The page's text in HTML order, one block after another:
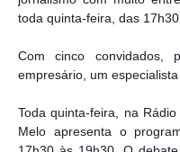
toda quinta-feira, das 17h30
Com cinco convidados,
empresário, um
Toda quinta-feira, na
Melo apresenta o